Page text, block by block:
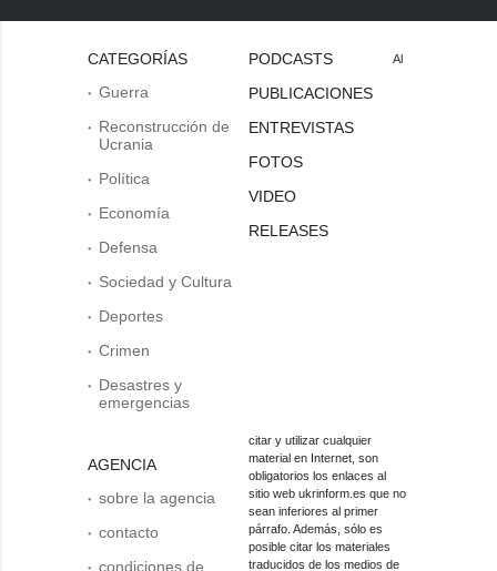
CATEGORÍAS
Guerra
Reconstrucción de
Ucrania
Política
Economía
Defensa
Sociedad y Cultura
Deportes
Crimen
Desastres y
emergencias
AGENCIA
sobre la agencia
contacto
condiciones de
PODCASTS
PUBLICACIONES
ENTREVISTAS
FOTOS
VIDEO
RELEASES
Al
citar y utilizar cualquier
material en Internet, son
obligatorios los enlaces al
sitio web ukrinform.es que no
sean inferiores al primer
párrafo. Además, sólo es
posible citar los materiales
traducidos de los medios de